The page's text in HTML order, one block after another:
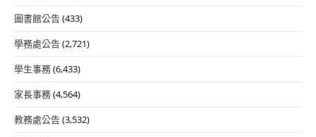
圖書館公告(433)
學務處公告(2,721)
學生事務(6,433)
家長事務(4,564)
教務處公告(3,532)